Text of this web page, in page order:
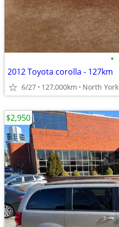
•
2012 Toyota corolla - 127km
6/27 127,000km North York
$2,950